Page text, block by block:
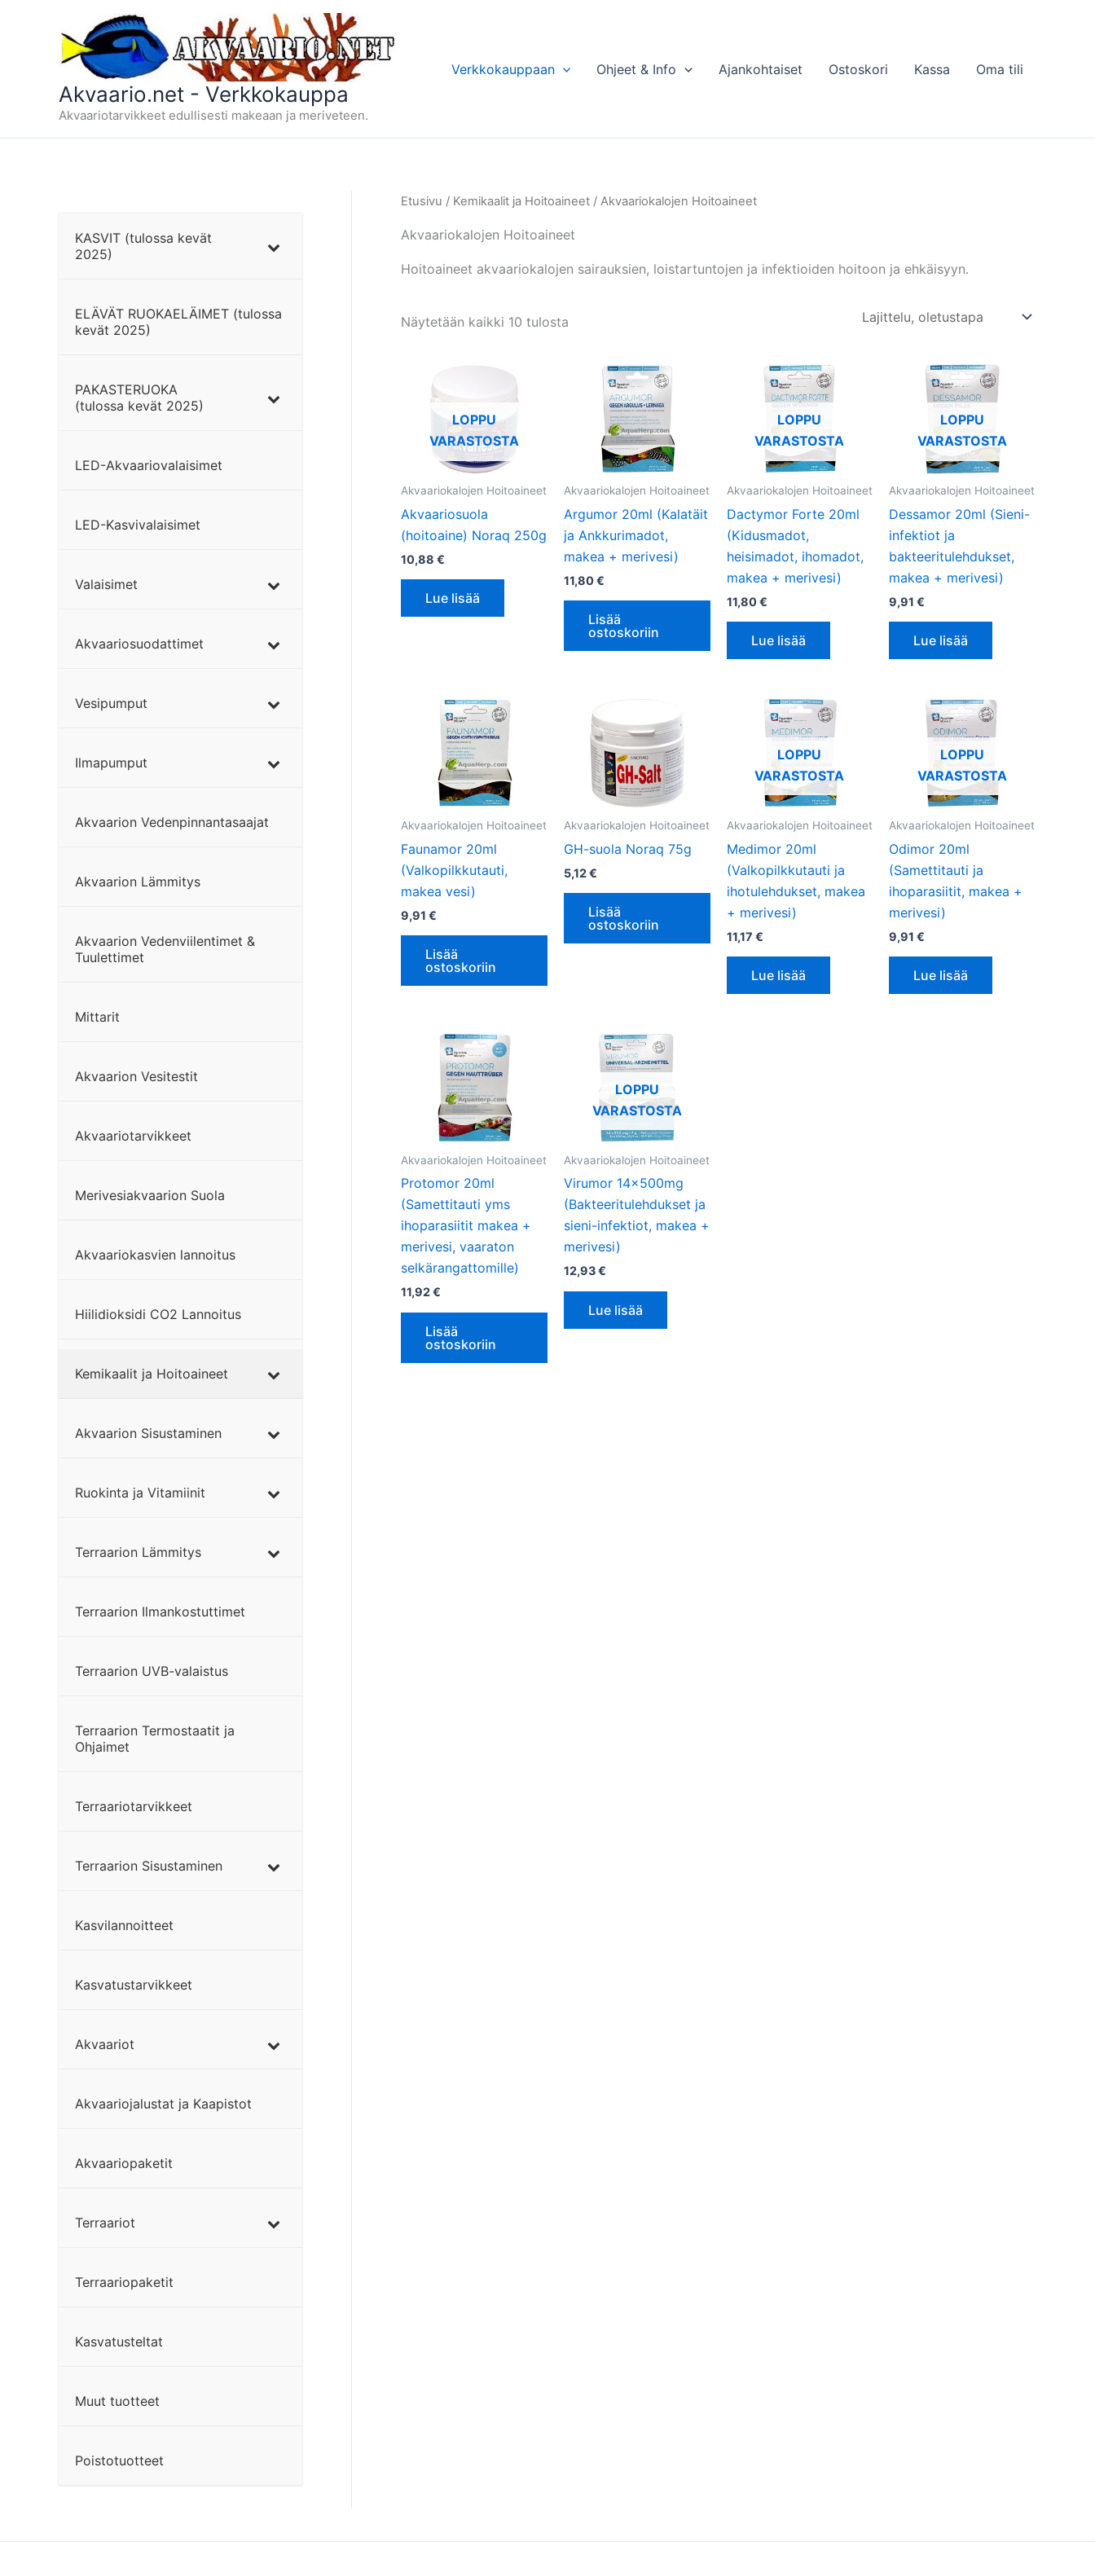
Akvaario.net - Verkkokauppa
Akvaariotarvikkeet edullisesti makeaan ja meriveteen.
Verkkokauppaan Ohjeet & Info Ajankohtaiset Ostoskori Kassa Oma tili
KASVIT (tulossa kevät
2025)
ELÄVÄT RUOKAELÄIMET (tulossa
kevät 2025)
PAKASTERUOKA
(tulossa kevät 2025)
LED-Akvaariovalaisimet
LED-Kasvivalaisimet
Valaisimet
Akvaariosuodattimet
Vesipumput
Ilmapumput
Akvaarion Vedenpinnantasaajat
Akvaarion Lämmitys
Akvaarion Vedenviilentimet &
Tuulettimet
Mittarit
Akvaarion Vesitestit
Akvaariotarvikkeet
Merivesiakvaarion Suola
Akvaariokasvien lannoitus
Hiilidioksidi CO2 Lannoitus
Kemikaalit ja Hoitoaineet
Akvaarion Sisustaminen
Ruokinta ja Vitamiinit
Terraarion Lämmitys
Terraarion Ilmankostuttimet
Terraarion UVB-valaistus
Terraarion Termostaatit ja
Ohjaimet
Terraariotarvikkeet
Terraarion Sisustaminen
Kasvilannoitteet
Kasvatustarvikkeet
Akvaariot
Akvaariojalustat ja Kaapistot
Akvaariopaketit
Terraariot
Terraariopaketit
Kasvatusteltat
Muut tuotteet
Poistotuotteet
Etusivu / Kemikaalit ja Hoitoaineet / Akvaariokalojen Hoitoaineet
Akvaariokalojen Hoitoaineet
Hoitoaineet akvaariokalojen sairauksien, loistartuntojen ja infektioiden hoitoon ja ehkäisyyn.
Näytetään kaikki 10 tulosta
LOPPU
VARASTOSTA
Akvaariokalojen Hoitoaineet
Akvaariosuola
(hoitoaine) Noraq 250g
10,88 €
Lue lisää
Akvaariokalojen Hoitoaineet
Argumor 20ml (Kalatäit
ja Ankkurimadot,
makea + merivesi)
11,80€
Lisää
ostoskoriin
LOPPU
VARASTOSTA
Akvaariokalojen Hoitoaineet
Dactymor Forte 20ml
(Kidusmadot,
heisimadot, ihomadot,
makea + merivesi)
11,80€
Lue lisää
LOPPU
VARASTOSTA
Akvaariokalojen Hoitoaineet
Dessamor 20ml (Sieni-
infektiot ja
bakteeritulehdukset,
makea + merivesi)
9,91€
Lue lisää
Akvaariokalojen Hoitoaineet
Faunamor 20ml
(Valkopilkkutauti,
makea vesi)
9,91 €
Lisää
ostoskoriin
Akvaariokalojen Hoitoaineet
GH-suola Noraq 75g
5,12€
Lisää
ostoskoriin
LOPPU
VARASTOSTA
Akvaariokalojen Hoitoaineet
Medimor 20ml
(Valkopilkkutauti ja
ihotulehdukset, makea
+ merivesi)
11,17 €
Lue lisää
LOPPU
VARASTOSTA
Akvaariokalojen Hoitoaineet
Odimor 20ml
(Samettitauti ja
ihoparasiitit, makea +
merivesi)
9,91€
Lue lisää
Akvaariokalojen Hoitoaineet
Protomor 20ml
(Samettitauti yms
ihoparasiitit makea +
merivesi, vaaraton
selkärangattomille)
11,92€
Lisää
ostoskoriin
LOPPU
VARASTOSTA
Akvaariokalojen Hoitoaineet
Virumor 14x500mg
(Bakteeritulehdukset ja
sieni-infektiot, makea +
merivesi)
12,93€
Lue lisää